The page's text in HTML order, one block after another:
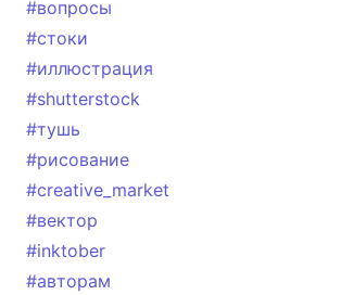
#вопросы
#стоки
#иллюстрация
#shutterstock
#тушь
#рисование
#creative_market
#вектор
#inktober
#авторам